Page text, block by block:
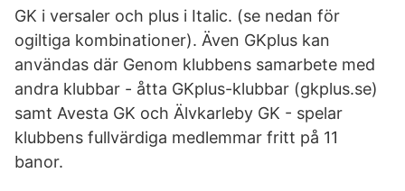
GK i versaler och plus i Italic. (se nedan för
ogiltiga kombinationer). Även GKplus kan
användas där Genom klubbens samarbete med
andra klubbar - åtta GKplus-klubbar (gkplus.se)
samt Avesta GK och Älvkarleby GK - spelar
klubbens fullvärdiga medlemmar fritt på 11
banor.